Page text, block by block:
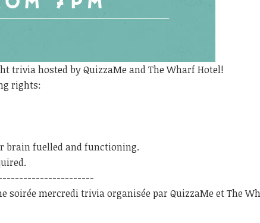
trivia hosted by QuizzaMe and The Wharf Hotel!
rights:
brain fuelled and functioning.
soirée mercredi trivia organisée par QuizzaMe et The